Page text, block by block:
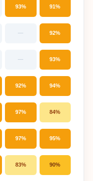
93% 91%
— 92%
— 93%
92% 94%
97% 84%
97% 95%
83% 90%